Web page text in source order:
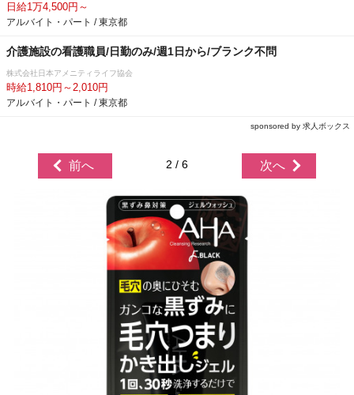
日給1万4,500円～
アルバイト・パート / 東京都
介護施設の看護職員/日勤のみ/週1日から/ブランク不問
株式会社日本アメニティライフ協会
時給1,810円～2,010円
アルバイト・パート / 東京都
sponsored by 求人ボックス
前へ 2 / 6 次へ